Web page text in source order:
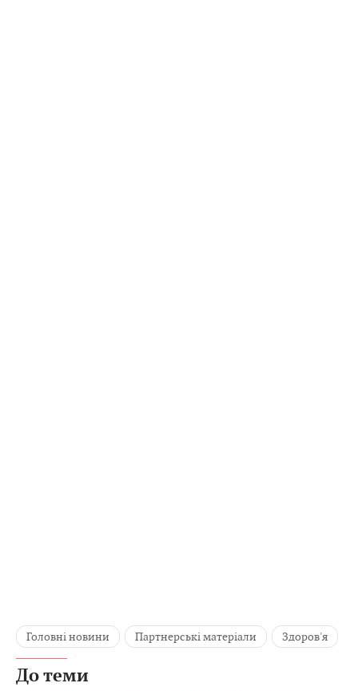
Головні новини Партнерські матеріали Здоров'я
До теми